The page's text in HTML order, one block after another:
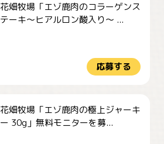
花畑牧場「エゾ鹿肉のコラーゲンス
テーキ～ヒアルロン酸入り～ ...
応募する
花畑牧場「エゾ鹿肉の極上ジャーキ
ー 30g」無料モニターを募...